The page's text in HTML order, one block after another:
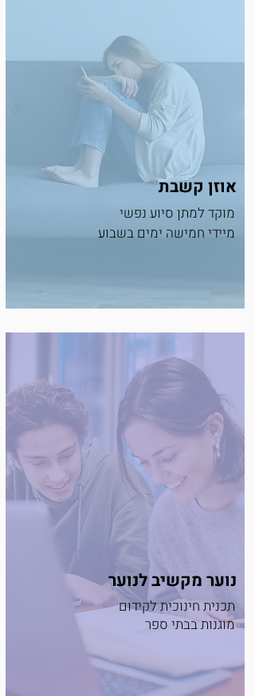
אוזן קשבת
מוקד למתן סיוע נפשי
מיידי חמישה ימים בשבוע
נוער מקשיב לנוער
תכנית חינוכית לקידום
מוגנות בבתי ספר